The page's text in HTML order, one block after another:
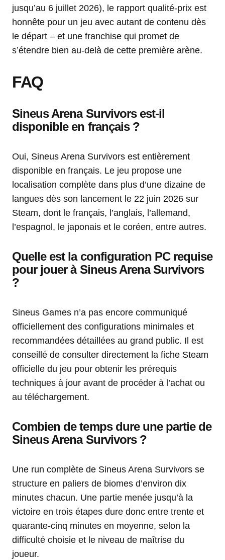
jusqu’au 6 juillet 2026), le rapport qualité-prix est
honnête pour un jeu avec autant de contenu dès
le départ – et une franchise qui promet de
s’étendre bien au-delà de cette première arène.
FAQ
Sineus Arena Survivors est-il
disponible en français ?
Oui, Sineus Arena Survivors est entièrement
disponible en français. Le jeu propose une
localisation complète dans plus d’une dizaine de
langues dès son lancement le 22 juin 2026 sur
Steam, dont le français, l’anglais, l’allemand,
l’espagnol, le japonais et le coréen, entre autres.
Quelle est la configuration PC requise
pour jouer à Sineus Arena Survivors
?
Sineus Games n’a pas encore communiqué
officiellement des configurations minimales et
recommandées détaillées au grand public. Il est
conseillé de consulter directement la fiche Steam
officielle du jeu pour obtenir les prérequis
techniques à jour avant de procéder à l’achat ou
au téléchargement.
Combien de temps dure une partie de
Sineus Arena Survivors ?
Une run complète de Sineus Arena Survivors se
structure en paliers de biomes d’environ dix
minutes chacun. Une partie menée jusqu’à la
victoire en trois étapes dure donc entre trente et
quarante-cinq minutes en moyenne, selon la
difficulté choisie et le niveau de maîtrise du
joueur.